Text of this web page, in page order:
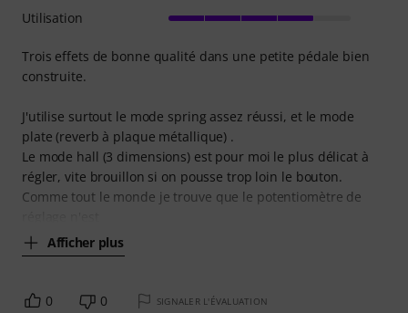
Trois effets de bonne qualité dans une petite pédale bien
construite.
J'utilise surtout le mode spring assez réussi, et le mode
plate (reverb à plaque métallique) .
Le mode hall (3 dimensions) est pour moi le plus délicat à
régler, vite brouillon si on pousse trop loin le bouton.
Comme tout le monde je trouve que le potentiomètre de
Afficher plus
Utilisation
0 0 SIGNALER L'ÉVALUATION